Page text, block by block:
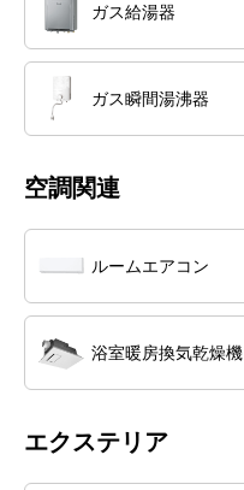
ガス給湯器
ガス瞬間湯沸器
空調関連
ルームエアコン
浴室暖房換気乾燥機
エクステリア